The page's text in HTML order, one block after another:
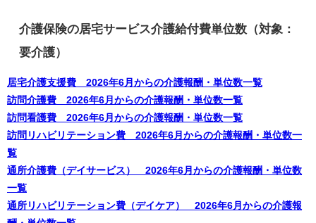
介護保険の居宅サービス介護給付費単位数（対象：
要介護）
居宅介護支援費 2026年6月からの介護報酬・単位数一覧
訪問介護費 2026年6月からの介護報酬・単位数一覧
訪問看護費 2026年6月からの介護報酬・単位数一覧
訪問リハビリテーション費 2026年6月からの介護報酬・単位数一
覧
通所介護費（デイサービス） 2026年6月からの介護報酬・単位数
一覧
通所リハビリテーション費（デイケア） 2026年6月からの介護報